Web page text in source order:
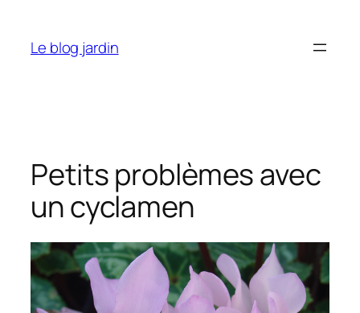
contenu
Le blog jardin
Petits problèmes avec
un cyclamen